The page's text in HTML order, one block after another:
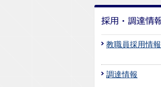
教職員採用情報
調達情報